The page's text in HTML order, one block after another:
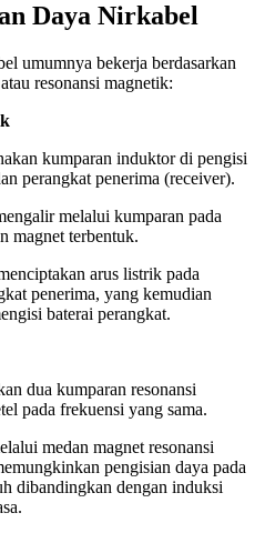
Daya Nirkabel
umumnya bekerja berdasarkan
resonansi magnetik:
kumparan induktor di pengisi
perangkat penerima (receiver).
melalui kumparan pada
magnet terbentuk.
arus listrik pada
penerima, yang kemudian
baterai perangkat.
dua kumparan resonansi
pada frekuensi yang sama.
medan magnet resonansi
pengisian daya pada
dibandingkan dengan induksi